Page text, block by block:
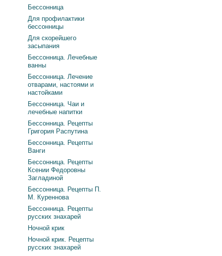
Бессонница
Для профилактики
бессонницы
Для скорейшего
засыпания
Бессонница. Лечебные
ванны
Бессонница. Лечение
отварами, настоями и
настойками
Бессонница. Чаи и
лечебные напитки
Бессонница. Рецепты
Григория Распутина
Бессонница. Рецепты
Ванги
Бессонница. Рецепты
Ксении Федоровны
Загладиной
Бессонница. Рецепты П.
М. Куреннова
Бессонница. Рецепты
русских знахарей
Ночной крик
Ночной крик. Рецепты
русских знахарей